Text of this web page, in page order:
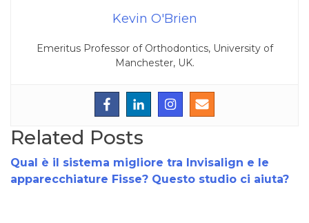
Kevin O'Brien
Emeritus Professor of Orthodontics, University of
Manchester, UK.
Related Posts
Qual è il sistema migliore tra Invisalign e le
apparecchiature Fisse? Questo studio ci aiuta?